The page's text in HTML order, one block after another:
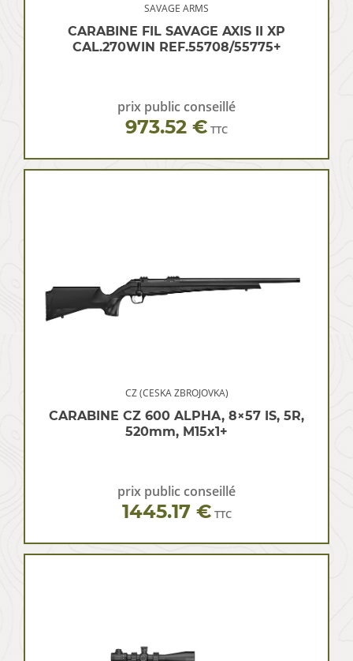
SAVAGE ARMS
CARABINE FIL SAVAGE AXIS II XP
CAL.270WIN REF.55708/55775+
prix public conseillé
973.52 € TTC
CZ (CESKA ZBROJOVKA)
CARABINE CZ 600 ALPHA, 8×57 IS, 5R,
520mm, M15x1+
prix public conseillé
1445.17 € TTC